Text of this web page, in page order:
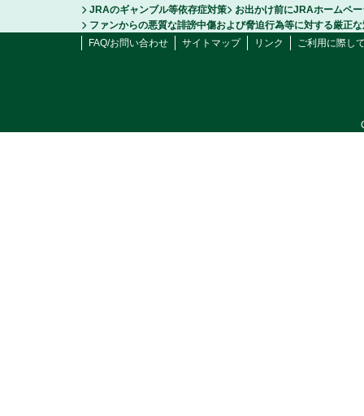
JRAのギャンブル等依存症対策
お出かけ前にJRAホームペ
ファンからの悪質な誹謗中傷および脅迫行為等に対する厳正
FAQ/お問い合わせ
サイトマップ リンク ご利用に際し